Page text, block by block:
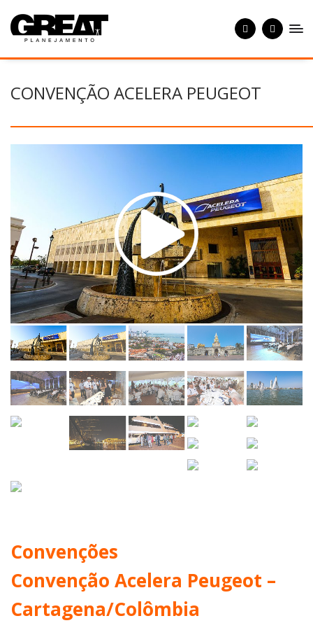
CONVENÇÃO ACELERA PEUGEOT
Convenções
Convenção Acelera Peugeot –
Cartagena/Colômbia